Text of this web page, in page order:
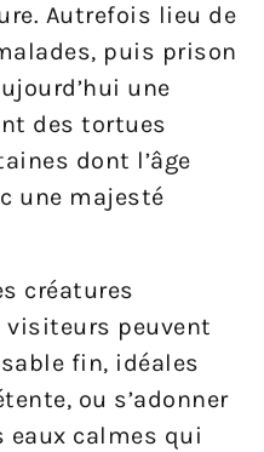
Autrefois lieu de
puis prison
une
des tortues
dont l’âge
une majesté
créatures
peuvent
fin, idéales
ou s’adonner
eaux calmes qui